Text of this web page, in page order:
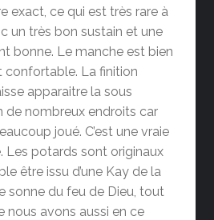
exact, ce qui est très rare à
un très bon sustain et une
bonne. Le manche est bien
confortable. La finition
apparaitre la sous
de nombreux endroits car
joué. C’est une vraie
Les potards sont originaux
être issu d’une Kay de la
sonne du feu de Dieu, tout
nous avons aussi en ce